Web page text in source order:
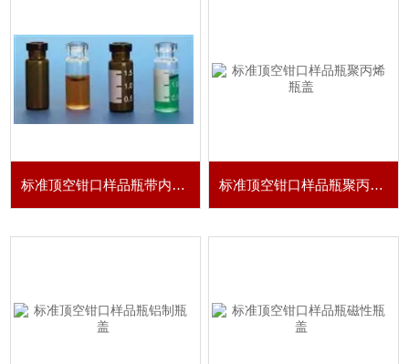
标准顶空钳口样品瓶带内插管 标准顶空钳口样品瓶聚丙烯瓶盖